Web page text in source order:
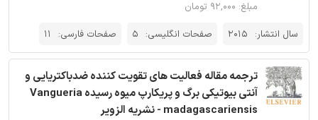
مبلغ: ۹۲,۰۰۰ تومان
سال انتشار: 2015 صفحات انگلیسی: 5 صفحات فارسی: 11
ترجمه مقاله فعالیت های تقویت کننده ضدباکتریایی و
آنتی بیوتیکی برگ و پریکارپ میوه رسیده Vangueria
madagascariensis - نشریه الزویر